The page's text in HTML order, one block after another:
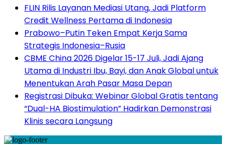
FLIN Rilis Layanan Mediasi Utang, Jadi Platform
Credit Wellness Pertama di Indonesia
Prabowo–Putin Teken Empat Kerja Sama
Strategis Indonesia–Rusia
CBME China 2026 Digelar 15-17 Juli, Jadi Ajang
Utama di Industri Ibu, Bayi, dan Anak Global untuk
Menentukan Arah Pasar Masa Depan
Registrasi Dibuka: Webinar Global Gratis tentang
“Dual-HA Biostimulation” Hadirkan Demonstrasi
Klinis secara Langsung